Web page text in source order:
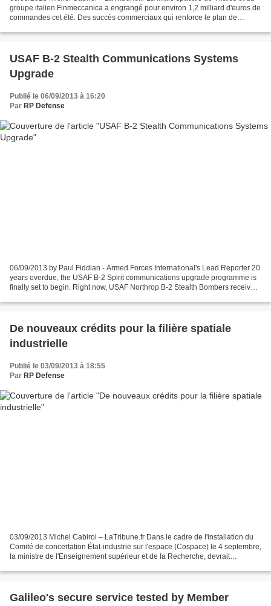
groupe italien Finmeccanica a engrangé pour environ 1,2 milliard d'euros de
commandes cet été. Des succès commerciaux qui renforce le plan de
USAF B-2 Stealth Communications Systems
Upgrade
Publié le 06/09/2013 à 16:20
Par RP Defense
06/09/2013 by Paul Fiddian - Armed Forces International's Lead Reporter 20
years overdue, the USAF B-2 Spirit communications upgrade programme is
finally set to begin. Right now, USAF Northrop B-2 Stealth Bombers receive
De nouveaux crédits pour la filière spatiale
industrielle
Publié le 03/09/2013 à 18:55
Par RP Defense
03/09/2013 Michel Cabirol – LaTribune.fr Dans le cadre de l'installation du
Comité de concertation État-industrie sur l'espace (Cospace) le 4 septembre,
la ministre de l'Enseignement supérieur et de la Recherche, devrait
Galileo's secure service tested by Member